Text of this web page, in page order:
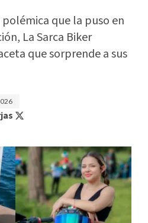
polémica que la puso en
La Sarca Biker
que sorprende a sus